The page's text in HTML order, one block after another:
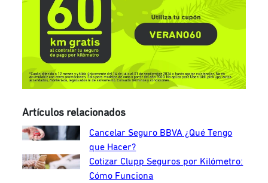
Artículos relacionados
Cancelar Seguro BBVA ¿Qué Tengo
que Hacer?
Cotizar Clupp Seguros por Kilómetro:
Cómo Funciona